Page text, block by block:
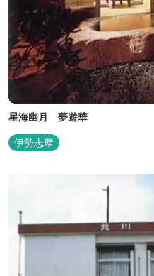
星海幽月 夢遊華
伊勢志摩